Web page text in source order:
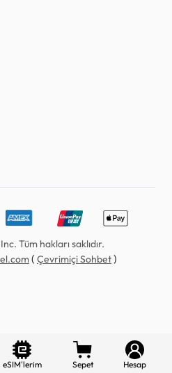
Visa, MasterCard, American
Tüm hakları saklıdır.
( Çevrimiçi Sohbet)
eSIM'lerim Sepet Hesap